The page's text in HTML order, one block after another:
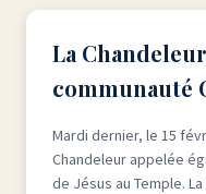
La
communauté
Mardi dernier, le 15
Chandeleur appelée
de Jésus au Temple.